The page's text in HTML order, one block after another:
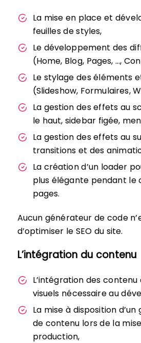
La mise en place et
feuilles de styles,
Le développement des
(Home, Blog, Pages, …,
Le stylage des éléments
(Slideshow, Formulaires,
La gestion des effets au
le haut, sidebar figée,
La gestion des effets au
transitions et des
La création d’un loader
plus élégante pendant le
pages.
Aucun générateur de code
d’optimiser le SEO du site.
L’intégration du contenu
L’intégration des
visuels nécessaire au
La mise à disposition d’un
de contenu lors de la
production,